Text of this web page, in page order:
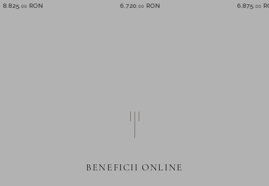
8.825 ,00 RON
6.720 ,00 RON
6.875 ,00
BENEFICII ONLINE